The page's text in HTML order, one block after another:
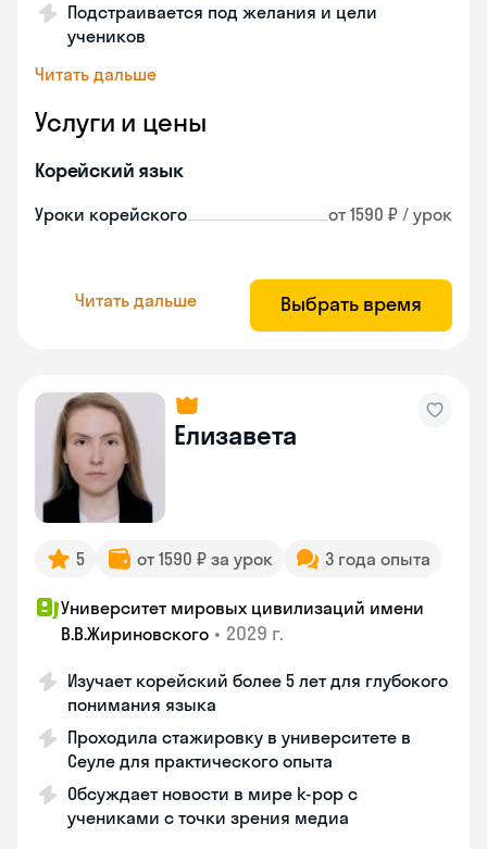
Подстраивается под желания и цели
учеников
Читать дальше
Услуги и цены
Корейский язык
Уроки корейского от 1590 ₽ / урок
Читать дальше Выбрать время
Елизавета
5 от 1590 ₽ за урок 3 года опыта
Университет мировых цивилизаций имени
В.В.Жириновского • 2029 г.
Изучает корейский более 5 лет для глубокого
понимания языка
Проходила стажировку в университете в
Сеуле для практического опыта
Обсуждает новости в мире k-pop с
учениками с точки зрения медиа